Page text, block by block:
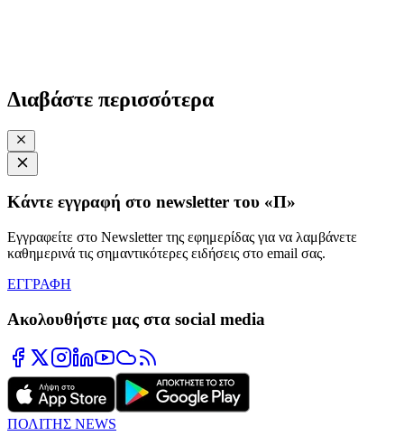
Διαβάστε περισσότερα
Κάντε εγγραφή στο newsletter του «Π»
Εγγραφείτε στο Newsletter της εφημερίδας για να λαμβάνετε
καθημερινά τις σημαντικότερες ειδήσεις στο email σας.
ΕΓΓΡΑΦΗ
Ακολουθήστε μας στα social media
ΠΟΛΙΤΗΣ NEWS